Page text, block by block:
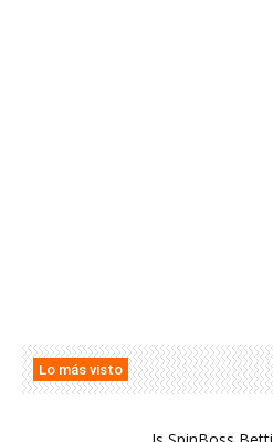
Lo más visto